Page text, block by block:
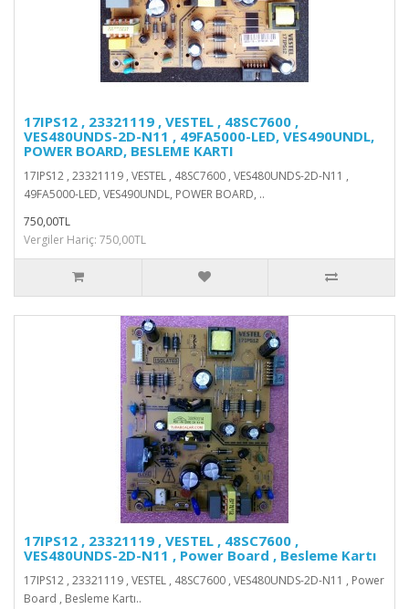
17IPS12 , 23321119 , VESTEL , 48SC7600 ,
VES480UNDS-2D-N11 , 49FA5000-LED, VES490UNDL,
POWER BOARD, BESLEME KARTI
17IPS12 , 23321119 , VESTEL , 48SC7600 , VES480UNDS-2D-N11 ,
49FA5000-LED, VES490UNDL, POWER BOARD, ..
750,00TL
Vergiler Hariç: 750,00TL
17IPS12 , 23321119 , VESTEL , 48SC7600 ,
VES480UNDS-2D-N11 , Power Board , Besleme Kartı
17IPS12 , 23321119 , VESTEL , 48SC7600 , VES480UNDS-2D-N11 , Power
Board , Besleme Kartı..